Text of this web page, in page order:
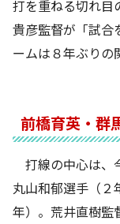
打を重ねる切れ目
貴彦監督が「試合
ームは８年ぶりの
前橋育英・群
打線の中心は、
丸山和郁選手（２
年）。荒井直樹監